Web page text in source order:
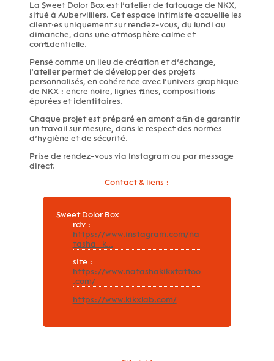
La Sweet Dolor Box est l’atelier de tatouage de NKX,
situé à Aubervilliers. Cet espace intimiste accueille les
client·es uniquement sur rendez-vous, du lundi au
dimanche, dans une atmosphère calme et
confidentielle.
Pensé comme un lieu de création et d’échange,
l’atelier permet de développer des projets
personnalisés, en cohérence avec l’univers graphique
de NKX : encre noire, lignes fines, compositions
épurées et identitaires.
Chaque projet est préparé en amont afin de garantir
un travail sur mesure, dans le respect des normes
d’hygiène et de sécurité.
Prise de rendez-vous via Instagram ou par message
direct.
Contact & liens :
Sweet Dolor Box
rdv :
https://www.instagram.com/na
tasha_k...
site :
https://www.natashakikxtattoo
.com/
https://www.kikxlab.com/